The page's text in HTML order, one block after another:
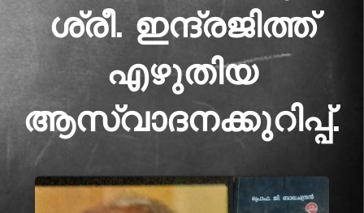
ശ്രീ. ഇന്ദ്രജിത്ത്
എഴുതിയ
ആസ്വാദനക്കുറിപ്പ്.